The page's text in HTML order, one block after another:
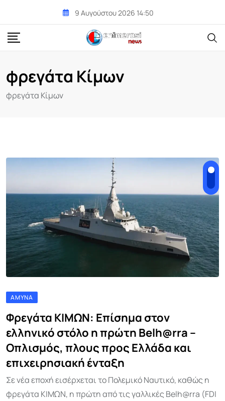
content
9 Αυγούστου 2026 14:50
φρεγάτα Κίμων
φρεγάτα Κίμων
ΆΜΥΝΑ
Φρεγάτα ΚΙΜΩΝ: Επίσημα στον
ελληνικό στόλο η πρώτη Belh@rra –
Οπλισμός, πλους προς Ελλάδα και
επιχειρησιακή ένταξη
Σε νέα εποχή εισέρχεται το Πολεμικό Ναυτικό, καθώς η
φρεγάτα ΚΙΜΩΝ, η πρώτη από τις γαλλικές Belh@rra (FDI